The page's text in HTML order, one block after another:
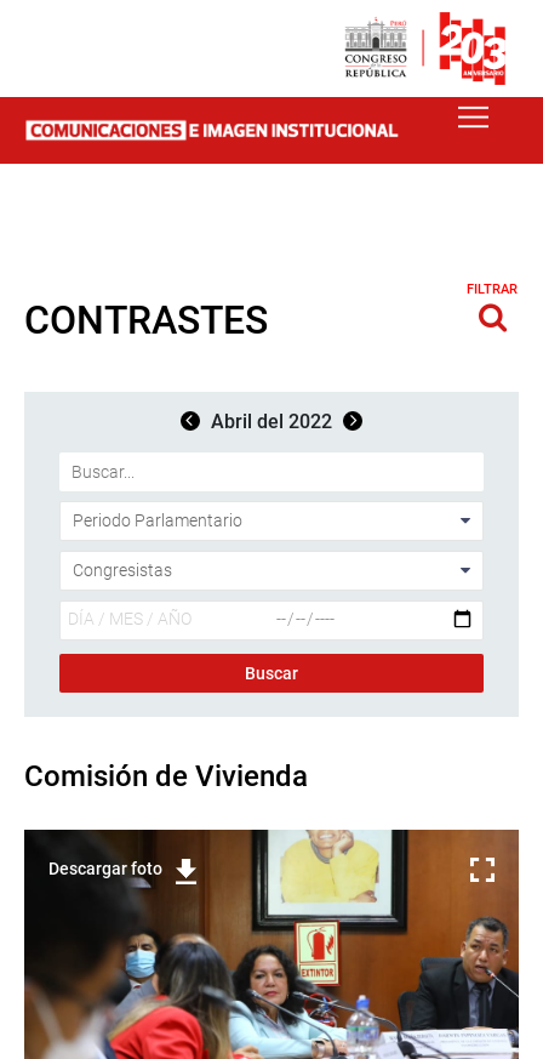
CONTRASTES
FILTRAR
Abril del 2022
Comisión de Vivienda
Descargar foto